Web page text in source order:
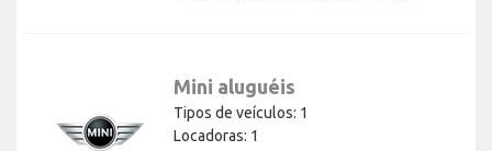
Mini aluguéis
Tipos de veículos: 1
Locadoras: 1